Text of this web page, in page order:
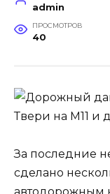
admin
ПРОСМОТРОВ
40
За последние
сделано